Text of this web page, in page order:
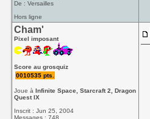
De : Versailles
Hors ligne
Cham'
Pixel imposant
Score au grosquiz
0010535 pts.
Joue àInfinite Space, Starcraft 2, Dragon
Quest IX
Inscrit : Jun 25, 2004
Messages : 748